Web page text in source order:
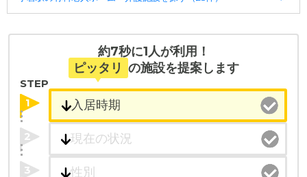
・全国10000件の介護施設情報を掲載
幅広い選択肢の中から、条件にあった施設を選ぶ
ことができます。
・こだわりの条件や医療体制から施設を探せる
たとえば「カラオケ」「麻雀」が楽しめる施設、
「夫婦入居可」の施設、「看取り可」の施設など、
医療・看護体制から施設を探すこともできます。
約7秒に1人が利用！
ピッタリ の施設を提案します
STEP
1
2
3